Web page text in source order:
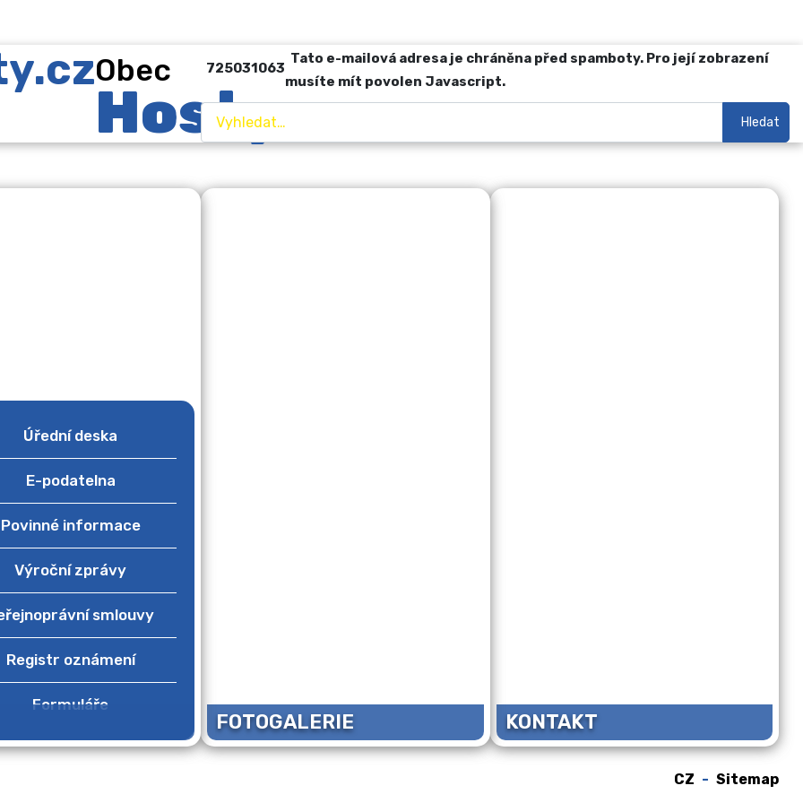
Obec
Hosty
725031063
Tato e-mailová adresa je chráněna před spamboty. Pro její zobrazení
musíte mít povolen Javascript.
Hledat
Hledat
Úřední deska
E-podatelna
Povinné informace
Výroční zprávy
smlouvy
Registr oznámení
Formuláře
FOTOGALERIE KONTAKT
CZ Sitemap